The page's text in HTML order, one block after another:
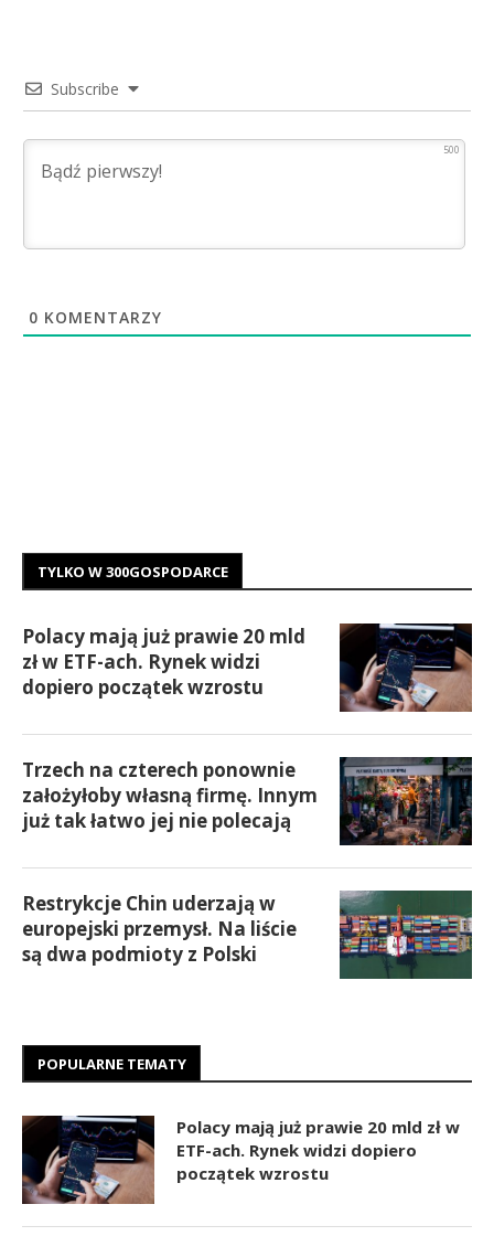
Subscribe
500
0 KOMENTARZY
TYLKO W 300GOSPODARCE
Polacy mają już prawie 20 mld
zł w ETF-ach. Rynek widzi
dopiero początek wzrostu
Trzech na czterech ponownie
założyłoby własną firmę. Innym
już tak łatwo jej nie polecają
Restrykcje Chin uderzają w
europejski przemysł. Na liście
są dwa podmioty z Polski
POPULARNE TEMATY
Polacy mają już prawie 20 mld zł w
ETF-ach. Rynek widzi dopiero
początek wzrostu